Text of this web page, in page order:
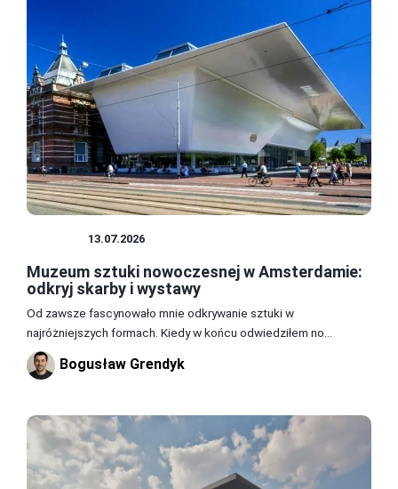
13.07.2026
Muzeum sztuki nowoczesnej w Amsterdamie:
odkryj skarby i wystawy
Od zawsze fascynowało mnie odkrywanie sztuki w
najróżniejszych formach. Kiedy w końcu odwiedziłem no...
Bogusław Grendyk